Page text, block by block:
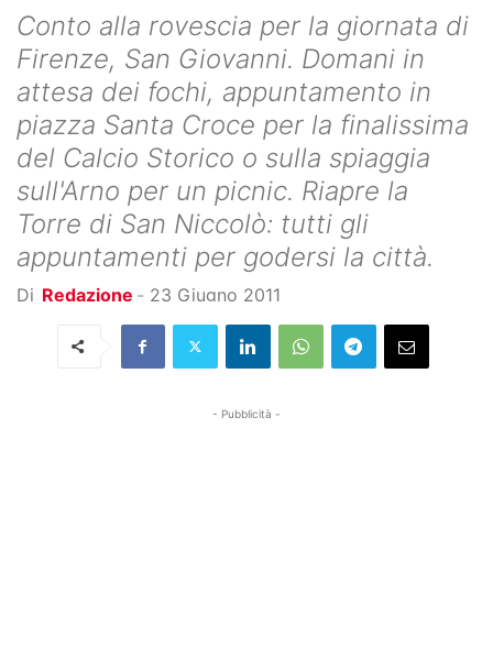
Conto alla rovescia per la giornata di
Firenze, San Giovanni. Domani in
attesa dei fochi, appuntamento in
piazza Santa Croce per la finalissima
del Calcio Storico o sulla spiaggia
sull'Arno per un picnic. Riapre la
Torre di San Niccolò: tutti gli
appuntamenti per godersi la città.
Di Redazione - 23 Giugno 2011
- Pubblicità -